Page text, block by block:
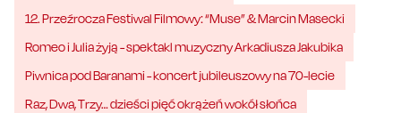
12. Przeźrocza Festiwal Filmowy: “Muse” & Marcin Masecki
Romeo i Julia żyją - spektakl muzyczny Arkadiusza Jakubika
Piwnica pod Baranami - koncert jubileuszowy na 70-lecie
Raz, Dwa, Trzy… dzieści pięć okrążeń wokół słońca